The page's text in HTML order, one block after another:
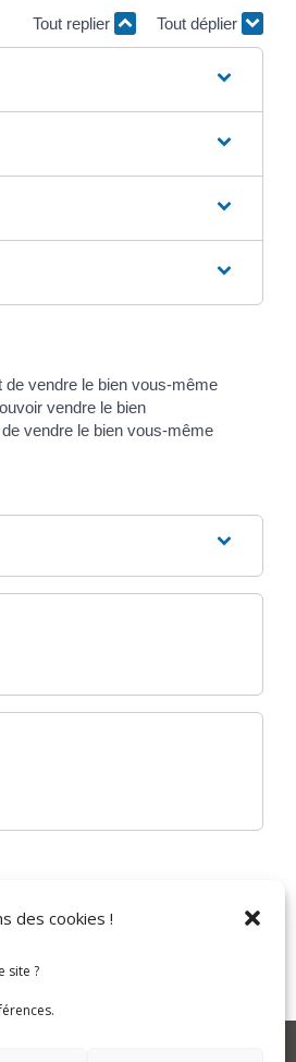
des cookies !
site ?
Tout replier
Tout déplier
vendre le bien vous-même
vendre le bien
vendre le bien vous-même